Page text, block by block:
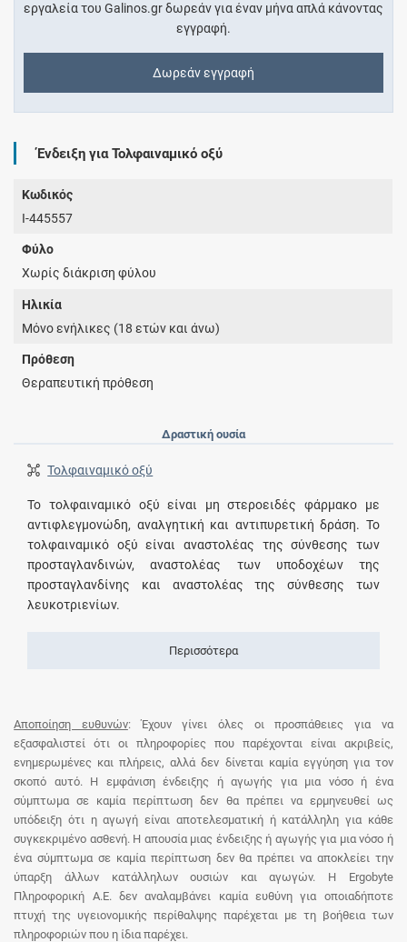
εργαλεία του Galinos.gr δωρεάν για έναν μήνα απλά κάνοντας
εγγραφή.
Δωρεάν εγγραφή
Ένδειξη για Τολφαιναμικό οξύ
Κωδικός
I-445557
Φύλο
Χωρίς διάκριση φύλου
Ηλικία
Μόνο ενήλικες (18 ετών και άνω)
Πρόθεση
Θεραπευτική πρόθεση
Δραστική ουσία
Τολφαιναμικό οξύ
Το τολφαιναμικό οξύ είναι μη στεροειδές φάρμακο με
αντιφλεγμονώδη, αναλγητική και αντιπυρετική δράση. Το
τολφαιναμικό οξύ είναι αναστολέας της σύνθεσης των
προσταγλανδινών, αναστολέας των υποδοχέων της
προσταγλανδίνης και αναστολέας της σύνθεσης των
λευκοτριενίων.
Περισσότερα
Αποποίηση ευθυνών: Έχουν γίνει όλες οι προσπάθειες για να
εξασφαλιστεί ότι οι πληροφορίες που παρέχονται είναι ακριβείς,
ενημερωμένες και πλήρεις, αλλά δεν δίνεται καμία εγγύηση για τον
σκοπό αυτό. Η εμφάνιση ένδειξης ή αγωγής για μια νόσο ή ένα
σύμπτωμα σε καμία περίπτωση δεν θα πρέπει να ερμηνευθεί ως
υπόδειξη ότι η αγωγή είναι αποτελεσματική ή κατάλληλη για κάθε
συγκεκριμένο ασθενή. Η απουσία μιας ένδειξης ή αγωγής για μια νόσο ή
ένα σύμπτωμα σε καμία περίπτωση δεν θα πρέπει να αποκλείει την
ύπαρξη άλλων κατάλληλων ουσιών και αγωγών. Η Ergobyte
Πληροφορική Α.Ε. δεν αναλαμβάνει καμία ευθύνη για οποιαδήποτε
πτυχή της υγειονομικής περίθαλψης παρέχεται με τη βοήθεια των
πληροφοριών που η ίδια παρέχει.